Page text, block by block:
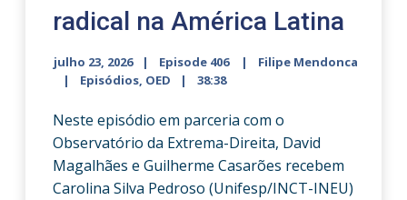
radical na América Latina
julho 23, 2026 Episode 406
Filipe Mendonca
Episódios, OED 38:38
Neste episódio em parceria com o
Observatório da Extrema-Direita, David
Magalhães e Guilherme Casarões recebem
Carolina Silva Pedroso (Unifesp/INCT-INEU)